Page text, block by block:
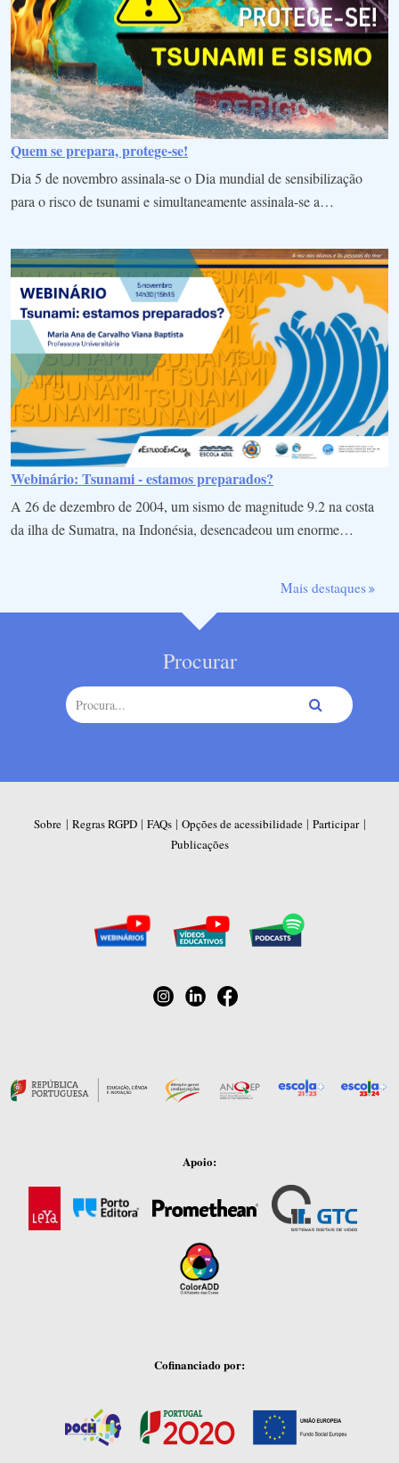
Quem se prepara, protege-se!
Dia 5 de novembro assinala-se o Dia mundial de sensibilização
para o risco de tsunami e simultaneamente assinala-se a…
Webinário: Tsunami - estamos preparados?
A 26 de dezembro de 2004, um sismo de magnitude 9.2 na costa
da ilha de Sumatra, na Indonésia, desencadeou um enorme…
Mais destaques
Procurar
Sobre | Regras RGPD| FAQs| Opções de acessibilidade| Participar|
Publicações
Apoio:
Cofinanciado por: